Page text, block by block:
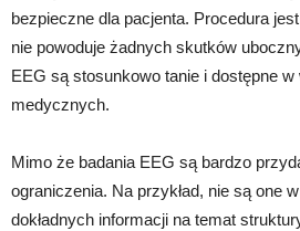
bezpieczne dla pacjenta. Procedura
nie powoduje żadnych skutków
EEG są stosunkowo tanie i dostępne
medycznych.
Mimo że badania EEG są bardzo
ograniczenia. Na przykład, nie są one
dokładnych informacji na temat